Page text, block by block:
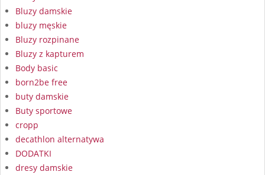
Bluzy damskie
bluzy męskie
Bluzy rozpinane
Bluzy z kapturem
Body basic
born2be free
buty damskie
Buty sportowe
cropp
decathlon alternatywa
DODATKI
dresy damskie